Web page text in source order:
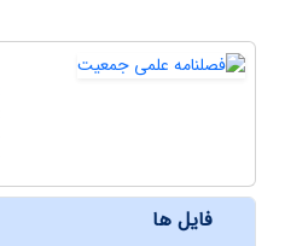
فایل ها